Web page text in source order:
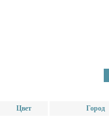
Цвет Город